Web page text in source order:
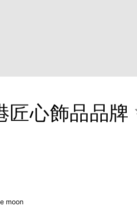
匠心飾品品牌
moon